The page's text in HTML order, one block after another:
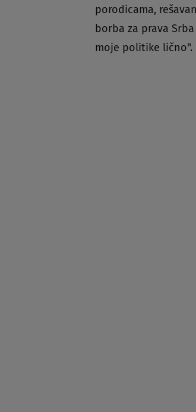
porodicama,
borba za prava
moje politike lično".